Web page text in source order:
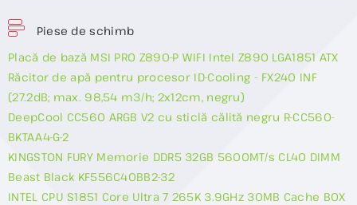
Piese de schimb
Placă de bază MSI PRO Z890-P WIFI Intel Z890 LGA1851 ATX
Răcitor de apă pentru procesor ID-Cooling - FX240 INF
(27.2dB; max. 98,54 m3/h; 2x12cm, negru)
DeepCool CC560 ARGB V2 cu sticlă călită negru R-CC560-
BKTAA4-G-2
KINGSTON FURY Memorie DDR5 32GB 5600MT/s CL40 DIMM
Beast Black KF556C40BB2-32
INTEL CPU S1851 Core Ultra 7 265K 3.9GHz 30MB Cache BOX